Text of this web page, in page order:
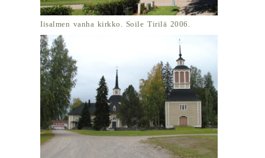
Iisalmen vanha kirkko. Soile Tirilä 2006.